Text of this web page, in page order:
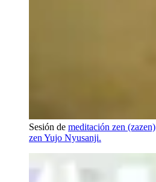
Sesión de meditación zen (zazen)
zen Yujo Nyusanji.